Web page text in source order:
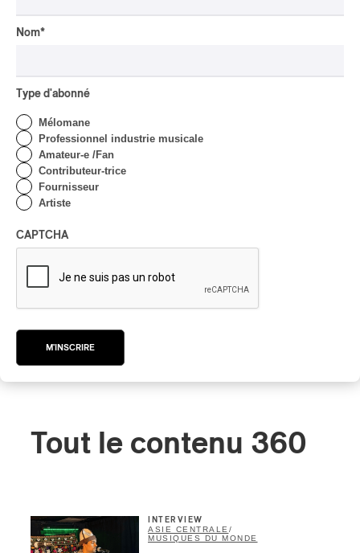
Tout le contenu 360
INTERVIEW
ASIE CENTRALE /
MUSIQUES DU MONDE
Nom*
Type d'abonné
Mélomane
Professionnel industrie musicale
Amateur-e /Fan
Contributeur-trice
Fournisseur
Artiste
CAPTCHA
M'INSCRIRE